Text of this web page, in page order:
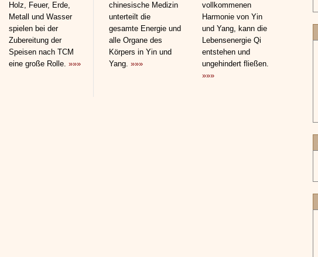
Holz, Feuer, Erde,
Metall und Wasser
spielen bei der
Zubereitung der
Speisen nach TCM
eine große Rolle. »»»
chinesische Medizin
unterteilt die
gesamte Energie und
alle Organe des
Körpers in Yin und
Yang. »»»
vollkommenen
Harmonie von Yin
und Yang, kann die
Lebensenergie Qi
entstehen und
ungehindert fließen.
»»»